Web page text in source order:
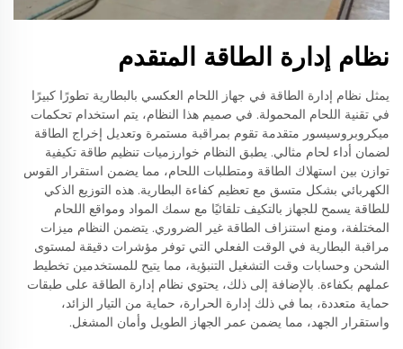
نظام إدارة الطاقة المتقدم
يمثل نظام إدارة الطاقة في جهاز اللحام العكسي بالبطارية تطورًا كبيرًا
في تقنية اللحام المحمولة. في صميم هذا النظام، يتم استخدام تحكمات
ميكروبروسيسور متقدمة تقوم بمراقبة مستمرة وتعديل إخراج الطاقة
لضمان أداء لحام مثالي. يطبق النظام خوارزميات تنظيم طاقة تكيفية
توازن بين استهلاك الطاقة ومتطلبات اللحام، مما يضمن استقرار القوس
الكهربائي بشكل متسق مع تعظيم كفاءة البطارية. هذه التوزيع الذكي
للطاقة يسمح للجهاز بالتكيف تلقائيًا مع سمك المواد ومواقع اللحام
المختلفة، ومنع استنزاف الطاقة غير الضروري. يتضمن النظام ميزات
مراقبة البطارية في الوقت الفعلي التي توفر مؤشرات دقيقة لمستوى
الشحن وحسابات وقت التشغيل التنبؤية، مما يتيح للمستخدمين تخطيط
عملهم بكفاءة. بالإضافة إلى ذلك، يحتوي نظام إدارة الطاقة على طبقات
حماية متعددة، بما في ذلك إدارة الحرارة، حماية من التيار الزائد،
واستقرار الجهد، مما يضمن عمر الجهاز الطويل وأمان المشغل.